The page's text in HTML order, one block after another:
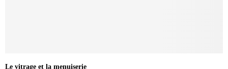
Le vitrage et la menuiserie